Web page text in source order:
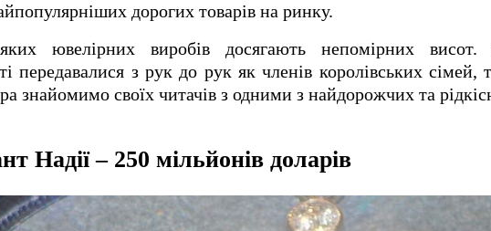
дорогих товарів на ринку.
ювелірних виробів досягають непомірних висот.
передавалися з рук до рук як членів королівських сімей,
знайомимо своїх читачів з одними з найдорожчих та
Надії – 250 мільйонів доларів